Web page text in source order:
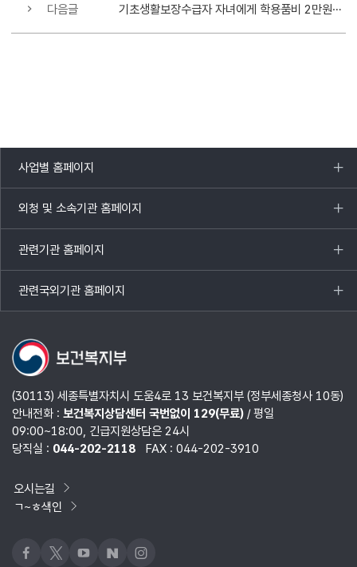
다음글 기초생활보장수급자 자녀에게 학용품비 2만원씩 연2회 신규 지원
사업별 홈페이지
목록
열기
외청 및 소속기관 홈페이지
목록
열기
관련기관 홈페이지
목록
열기
관련국외기관 홈페이지
목록
열기
(30113) 세종특별자치시 도움4로 13 보건복지부 (정부세종청사 10동)
안내전화 : 보건복지상담센터 국번없이 129(무료)/ 평일
09:00~18:00, 긴급지원상담은 24시
당직실 : 044-202-2118 FAX : 044-202-3910
오시는길
ㄱ~ㅎ색인
페이스북
x 유튜브네이버블로그
인스타그램